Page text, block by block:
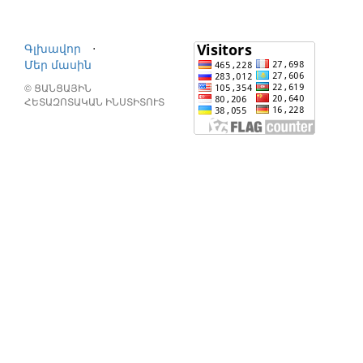
Գլխավոր
⋅
Մեր մասին
© ՑԱՆՑԱՅԻՆ
ՀԵՏԱԶՈՏԱԿԱՆ ԻՆՍՏԻՏՈՒՏ